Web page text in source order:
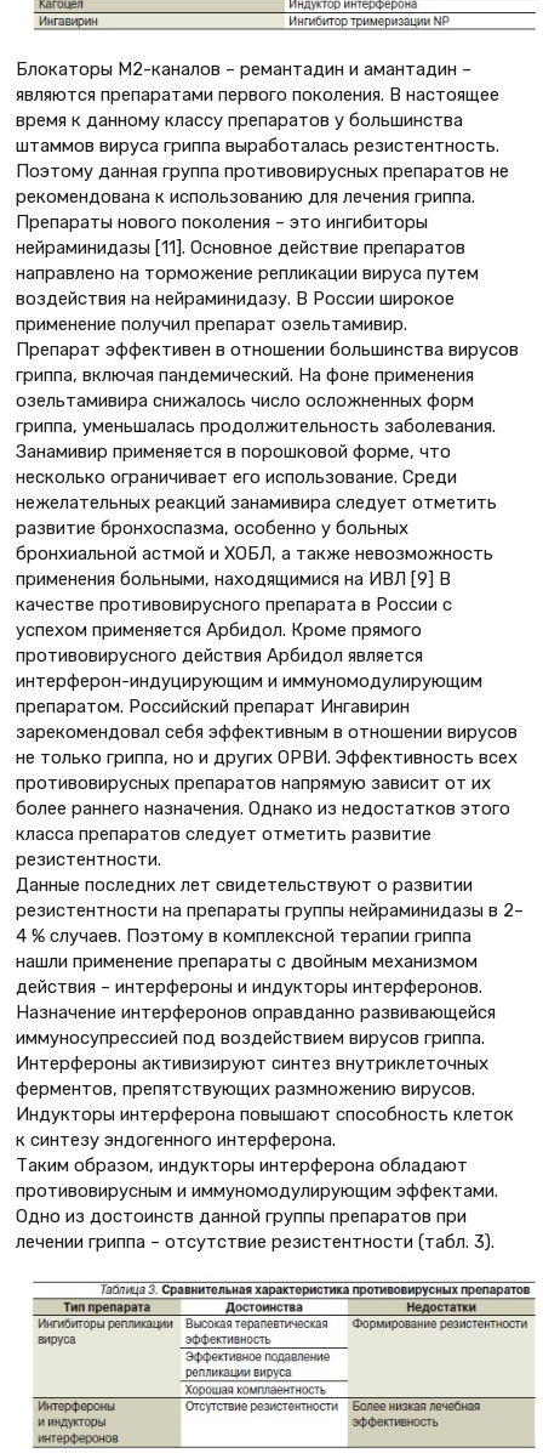
Блокаторы М2-каналов – ремантадин и амантадин –
являются препаратами первого поколения. В настоящее
время к данному классу препаратов у большинства
штаммов вируса гриппа выработалась резистентность.
Поэтому данная группа противовирусных препаратов не
рекомендована к использованию для лечения гриппа.
Препараты нового поколения – это ингибиторы
нейраминидазы [11]. Основное действие препаратов
направлено на торможение репликации вируса путем
воздействия на нейраминидазу. В России широкое
применение получил препарат озельтамивир.
Препарат эффективен в отношении большинства вирусов
гриппа, включая пандемический. На фоне применения
озельтамивира снижалось число осложненных форм
гриппа, уменьшалась продолжительность заболевания.
Занамивир применяется в порошковой форме, что
несколько ограничивает его использование. Среди
нежелательных реакций занамивира следует отметить
развитие бронхоспазма, особенно у больных
бронхиальной астмой и ХОБЛ, а также невозможность
применения больными, находящимися на ИВЛ [9] В
качестве противовирусного препарата в России с
успехом применяется Арбидол. Кроме прямого
противовирусного действия Арбидол является
интерферон-индуцирующим и иммуномодулирующим
препаратом. Российский препарат Ингавирин
зарекомендовал себя эффективным в отношении вирусов
не только гриппа, но и других ОРВИ. Эффективность всех
противовирусных препаратов напрямую зависит от их
более раннего назначения. Однако из недостатков этого
класса препаратов следует отметить развитие
резистентности.
Данные последних лет свидетельствуют о развитии
резистентности на препараты группы нейраминидазы в 2–
4 % случаев. Поэтому в комплексной терапии гриппа
нашли применение препараты с двойным механизмом
действия – интерфероны и индукторы интерферонов.
Назначение интерферонов оправданно развивающейся
иммуносупрессией под воздействием вирусов гриппа.
Интерфероны активизируют синтез внутриклеточных
ферментов, препятствующих размножению вирусов.
Индукторы интерферона повышают способность клеток
к синтезу эндогенного интерферона.
Таким образом, индукторы интерферона обладают
противовирусным и иммуномодулирующим эффектами.
Одно из достоинств данной группы препаратов при
лечении гриппа – отсутствие резистентности (табл. 3).